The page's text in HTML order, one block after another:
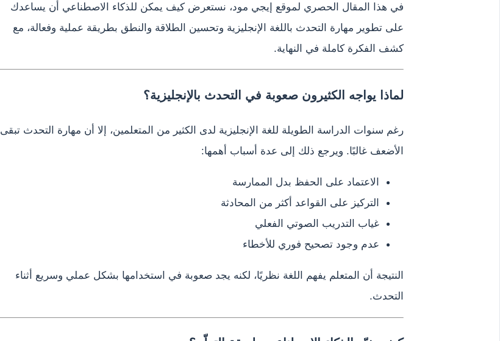
في هذا المقال الحصري لموقع إيجي مود، نستعرض كيف يمكن للذكاء الاصطناعي أن يساعدك
على تطوير مهارة التحدث باللغة الإنجليزية وتحسين الطلاقة والنطق بطريقة عملية وفعالة، مع
كشف الفكرة كاملة في النهاية.
لماذا يواجه الكثيرون صعوبة في التحدث بالإنجليزية؟
رغم سنوات الدراسة الطويلة للغة الإنجليزية لدى الكثير من المتعلمين، إلا أن مهارة التحدث تبقى
الأضعف غالبًا. ويرجع ذلك إلى عدة أسباب أهمها:
الاعتماد على الحفظ بدل الممارسة
التركيز على القواعد أكثر من المحادثة
غياب التدريب الصوتي الفعلي
عدم وجود تصحيح فوري للأخطاء
النتيجة أن المتعلم يفهم اللغة نظريًا، لكنه يجد صعوبة في استخدامها بشكل عملي وسريع أثناء
التحدث.